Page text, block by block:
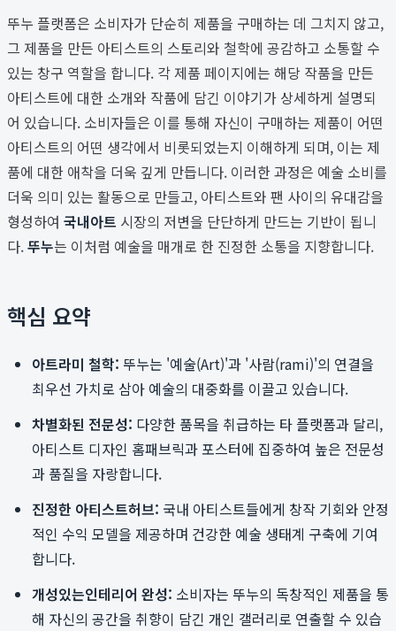
뚜누 플랫폼은 소비자가 단순히 제품을 구매하는 데 그치지 않고,
그 제품을 만든 아티스트의 스토리와 철학에 공감하고 소통할 수
있는 창구 역할을 합니다. 각 제품 페이지에는 해당 작품을 만든
아티스트에 대한 소개와 작품에 담긴 이야기가 상세하게 설명되
어 있습니다. 소비자들은 이를 통해 자신이 구매하는 제품이 어떤
아티스트의 어떤 생각에서 비롯되었는지 이해하게 되며, 이는 제
품에 대한 애착을 더욱 깊게 만듭니다. 이러한 과정은 예술 소비를
더욱 의미 있는 활동으로 만들고, 아티스트와 팬 사이의 유대감을
형성하여 국내아트 시장의 저변을 단단하게 만드는 기반이 됩니
다.뚜누는 이처럼 예술을 매개로 한 진정한 소통을 지향합니다.
핵심 요약
아트라미 철학: 뚜누는 '예술(Art)'과 '사람(rami)'의 연결을
최우선 가치로 삼아 예술의 대중화를 이끌고 있습니다.
차별화된 전문성: 다양한 품목을 취급하는 타 플랫폼과 달리,
아티스트 디자인 홈패브릭과 포스터에 집중하여 높은 전문성
과 품질을 자랑합니다.
진정한 아티스트허브: 국내 아티스트들에게 창작 기회와 안정
적인 수익 모델을 제공하며 건강한 예술 생태계 구축에 기여
합니다.
개성있는인테리어 완성: 소비자는 뚜누의 독창적인 제품을 통
해 자신의 공간을 취향이 담긴 개인 갤러리로 연출할 수 있습